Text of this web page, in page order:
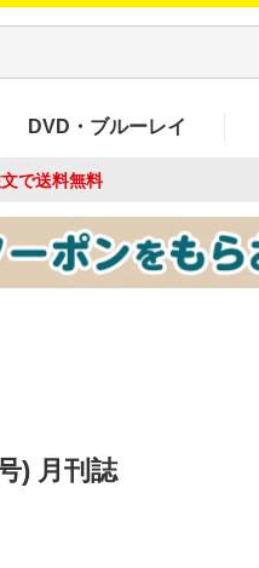
DVD・ブルーレイ
で送料無料
) 月刊誌